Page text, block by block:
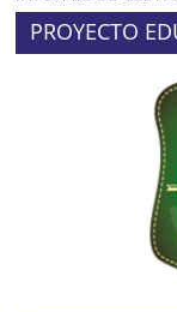
PROYECTO